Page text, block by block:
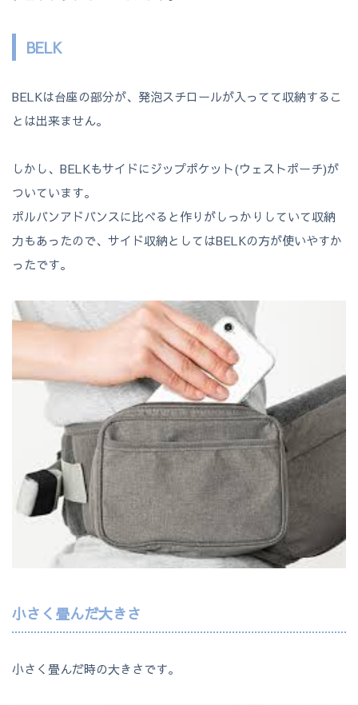
BELK
BELKは台座の部分が、発泡スチロールが入ってて収納するこ
とは出来ません。
しかし、BELKもサイドにジップポケット(ウェストポーチ)が
ついています。
ポルバンアドバンスに比べると作りがしっかりしていて収納
力もあったので、サイド収納としてはBELKの方が使いやすか
ったです。
小さく畳んだ大きさ
小さく畳んだ時の大きさです。